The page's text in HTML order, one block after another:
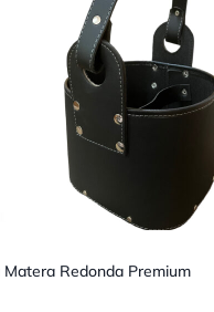
Redonda Premium